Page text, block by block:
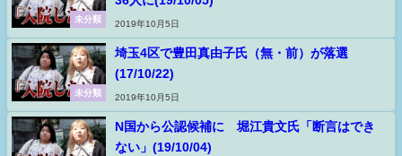
未分類
2019年10月5日
未分類
埼玉4区で豊田真由子氏（無・前）が落選
(17/10/22)
2019年10月5日
N国から公認候補に 堀江貴文氏「断言はでき
ない」(19/10/04)